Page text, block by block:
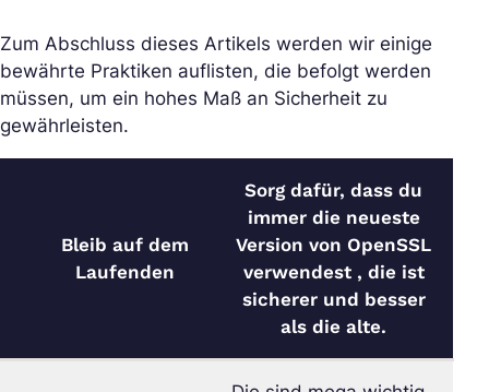
Zum Abschluss dieses Artikels werden wir einige
bewährte Praktiken auflisten, die befolgt werden
müssen, um ein hohes Maß an Sicherheit zu
gewährleisten.
Bleib auf dem
Laufenden
Sorg dafür, dass du
immer die neueste
Version von OpenSSL
verwendest , die ist
sicherer und besser
als die alte.